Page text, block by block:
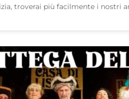
troverai più facilmente i nostri